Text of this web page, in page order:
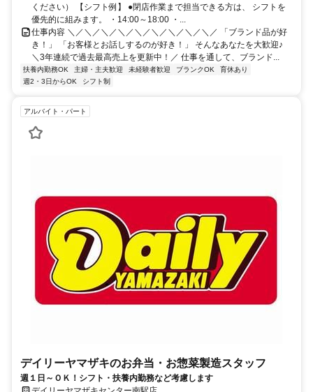
ください） 【シフト例】 ●閉店作業まで担当できる方は、 シフトを
優先的に組みます。 ・14:00～18:00 ・...
仕事内容 ＼／＼／＼／＼／＼／＼／＼／＼／＼／ 「ブランド品が好
き！」 「お客様とお話しするのが好き！」 そんなあなたを大歓迎♪
＼3年連続で過去最高売上を更新中！／ 仕事を通して、ブランド...
扶養内勤務OK 主婦・主夫歓迎 未経験者歓迎 ブランクOK
育休あり
週2・3日からOK
シフト制
アルバイト・パート
デイリーヤマザキのお弁当・お惣菜製造スタッフ
週１日～ＯＫ！シフト・扶養内勤務など考慮します